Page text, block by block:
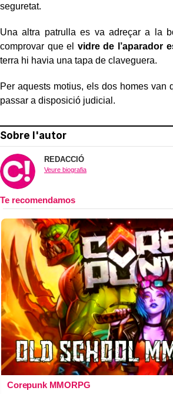
seguretat.
Una altra patrulla es va adreçar a la
comprovar que el vidre de l’aparador
terra hi havia una tapa de claveguera.
Per aquests motius, els dos homes van
passar a disposició judicial.
Sobre l'autor
REDACCIÓ
Veure biografia
Corepunk MMORPG